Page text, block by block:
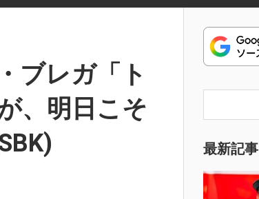
ブレガ「ト
、明日こそ
最新記事